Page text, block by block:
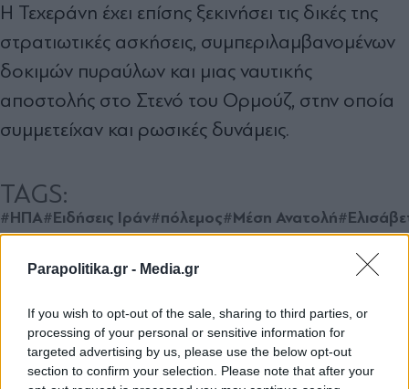
Parapolitika.gr - Media.gr
If you wish to opt-out of the sale, sharing to third parties, or
processing of your personal or sensitive information for
targeted advertising by us, please use the below opt-out
section to confirm your selection. Please note that after your
Η Τεχεράνη έχει επίσης ξεκινήσει τις δικές της
στρατιωτικές ασκήσεις, συμπεριλαμβανομένων
δοκιμών πυραύλων και μιας ναυτικής
αποστολής στο Στενό του Ορμούζ, στην οποία
συμμετείχαν και ρωσικές δυνάμεις.
TAGS:
#ΗΠΑ#Ειδήσεις Ιράν#πόλεμος#Μέση Ανατολή
parapolitika.gr στο Google
News για άμεση και έγκυρη
ενημέρωση